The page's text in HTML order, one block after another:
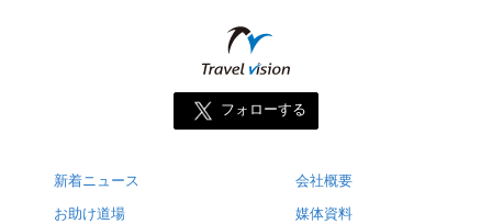
フォローする
新着ニュース
お助け道場
会社概要
媒体資料